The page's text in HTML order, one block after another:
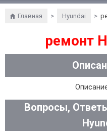
Главная > Hyundai >
ремонт
Вопросы,